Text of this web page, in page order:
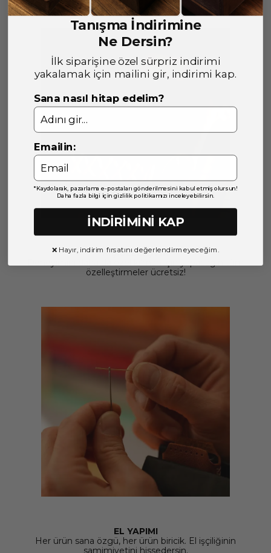
KİŞİSELLEŞTİR
özelleştirmeler ücretsiz!
EL YAPIMI
Her ürün sana özgü, her ürün biricik. El işçiliğinin
samimiyetini hissedersin.
Tanışma İndirimine
Ne Dersin?
İlk siparişine özel sürpriz indirimi
yakalamak için mailini gir, indirimi kap.
Sana nasıl hitap edelim?
Emailin:
*Kaydolarak, pazarlama e-postaları gönderilmesini kabul etmiş olursun!
Daha fazla bilgi için gizlilik politikamızı inceleyebilirsin.
İNDİRİMİNİ KAP
❌ Hayır, indirim fırsatını değerlendirmeyeceğim.